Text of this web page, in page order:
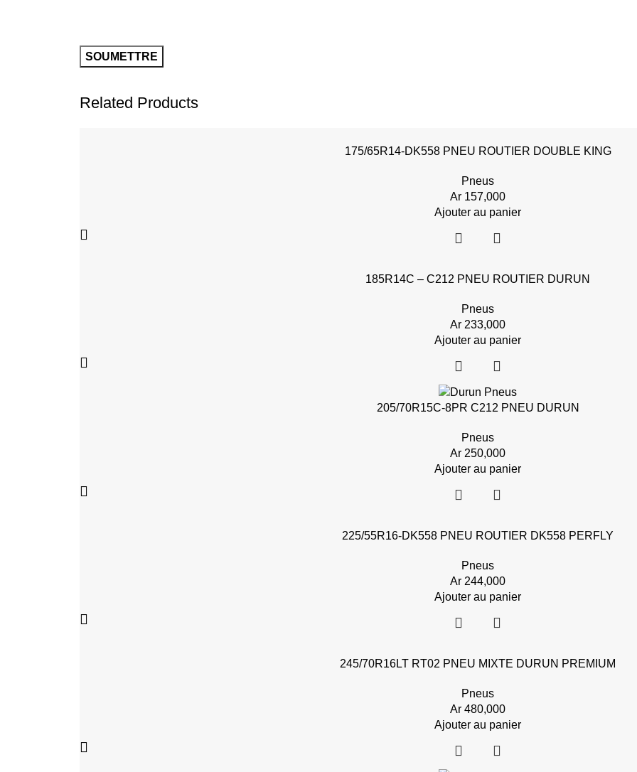
Related Products
175/65R14-DK558 PNEU ROUTIER DOUBLE KING
Pneus
Ar 157,000
Ajouter au panier
185R14C – C212 PNEU ROUTIER DURUN
Pneus
Ar 233,000
Ajouter au panier
205/70R15C-8PR C212 PNEU DURUN
Pneus
Ar 250,000
Ajouter au panier
225/55R16-DK558 PNEU ROUTIER DK558 PERFLY
Pneus
Ar 244,000
Ajouter au panier
245/70R16LT RT02 PNEU MIXTE DURUN PREMIUM
Pneus
Ar 480,000
Ajouter au panier